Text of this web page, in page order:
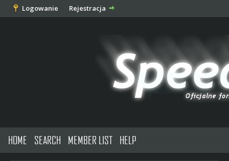
Logowanie Rejestracja
HOME SEARCH MEMBER LIST HELP